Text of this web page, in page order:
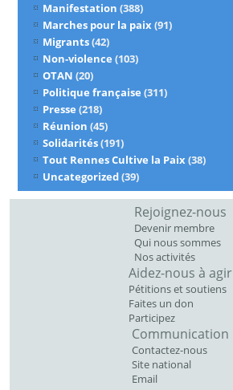
Manifestation (388)
Marches pour la paix(91)
Migrants(42)
Non-violence (103)
OTAN (20)
Politique française (311)
Presse (218)
Réunion (45)
Solidarités(191)
Tout Rennes Cultive la Paix(38)
Uncategorized(39)
Rejoignez-nous
Devenir membre
Qui nous sommes
Nos activités
Aidez-nous à agir
Pétitions et soutiens
Faites un don
Participez
Communication
Contactez-nous
Site national
Email